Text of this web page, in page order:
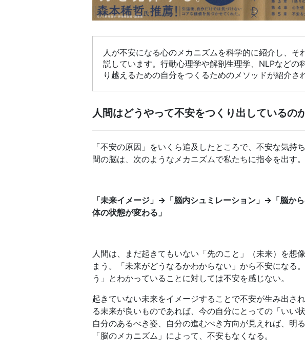
人が不安になる心のメカニズムを科学的に紹介し、そ
説しています。行動心理学や解剖生理学、NLPなどの
り越えるための自分をつくるためのメソッドが紹介さ
人間はどうやって不安をつくり出しているの
「不安の原因」をいくら追及したところで、不安な気持
間の脳は、次のようなメカニズムで私たちに指令を出す。
「未来イメージ」→ 「脳内シュミレーション」→ 「脳か
体の状態が変わる」
人間は、まだ起きてもいない「先のこと」（未来）を想
まう。「未来がどうなるかわからない」から不安になる
う」とわかっていることに対しては不安を感じない。
起きていない未来をイメージすることで不安が生み出さ
る未来が良いものであれば、今の自分にとっての「いい
自分のあるべき姿、自分の進むべき方向が見えれば、明
「脳のメカニズム」によって、不安もなくなる。